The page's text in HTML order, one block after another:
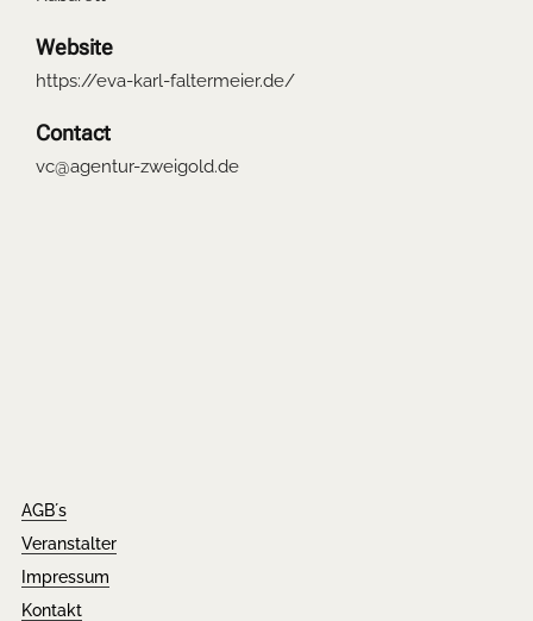
Website
https://eva-karl-faltermeier.de/
Contact
vc@agentur-zweigold.de
AGB´s
Veranstalter
Impressum
Kontakt